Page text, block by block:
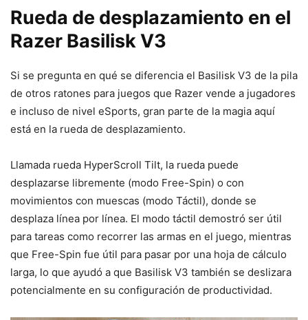
Rueda de desplazamiento en el
Razer Basilisk V3
Si se pregunta en qué se diferencia el Basilisk V3 de la pila
de otros ratones para juegos que Razer vende a jugadores
e incluso de nivel eSports, gran parte de la magia aquí
está en la rueda de desplazamiento.
Llamada rueda HyperScroll Tilt, la rueda puede
desplazarse libremente (modo Free-Spin) o con
movimientos con muescas (modo Táctil), donde se
desplaza línea por línea. El modo táctil demostró ser útil
para tareas como recorrer las armas en el juego, mientras
que Free-Spin fue útil para pasar por una hoja de cálculo
larga, lo que ayudó a que Basilisk V3 también se deslizara
potencialmente en su configuración de productividad.